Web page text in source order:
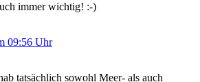
immer wichtig! :-)
09:56 Uhr
tatsächlich sowohl Meer- als auch